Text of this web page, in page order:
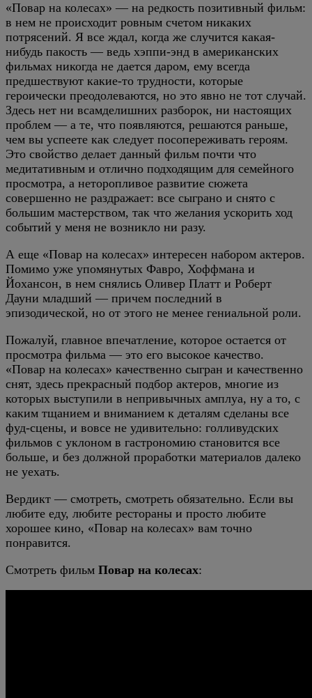
«Повар на колесах» — на редкость позитивный фильм:
в нем не происходит ровным счетом никаких
потрясений. Я все ждал, когда же случится какая-
нибудь пакость — ведь хэппи-энд в американских
фильмах никогда не дается даром, ему всегда
предшествуют какие-то трудности, которые
героически преодолеваются, но это явно не тот случай.
Здесь нет ни всамделишних разборок, ни настоящих
проблем — а те, что появляются, решаются раньше,
чем вы успеете как следует посопереживать героям.
Это свойство делает данный фильм почти что
медитативным и отлично подходящим для семейного
просмотра, а неторопливое развитие сюжета
совершенно не раздражает: все сыграно и снято с
большим мастерством, так что желания ускорить ход
событий у меня не возникло ни разу.
А еще «Повар на колесах» интересен набором актеров.
Помимо уже упомянутых Фавро, Хоффмана и
Йохансон, в нем снялись Оливер Платт и Роберт
Дауни младший — причем последний в
эпизодической, но от этого не менее гениальной роли.
Пожалуй, главное впечатление, которое остается от
просмотра фильма — это его высокое качество.
«Повар на колесах» качественно сыгран и качественно
снят, здесь прекрасный подбор актеров, многие из
которых выступили в непривычных амплуа, ну а то, с
каким тщанием и вниманием к деталям сделаны все
фуд-сцены, и вовсе не удивительно: голливудских
фильмов с уклоном в гастрономию становится все
больше, и без должной проработки материалов далеко
не уехать.
Вердикт — смотреть, смотреть обязательно. Если вы
любите еду, любите рестораны и просто любите
хорошее кино, «Повар на колесах» вам точно
понравится.
Смотреть фильм Повар на колесах: